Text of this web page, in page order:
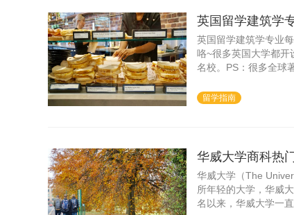
英国留学建筑学
英国留学建筑学专业
咯~很多英国大学都开
名校。PS：很多全球
留学指南
华威大学商科热
华威大学（The
所年轻的大学，华威
名以来，华威大学一